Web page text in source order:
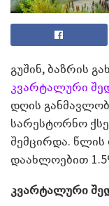
გუშინ, ბაზრის
კვარტალური
დღის
სარესტორნო
შემცირდა. წლის
დაახლოებით
კვარტალური